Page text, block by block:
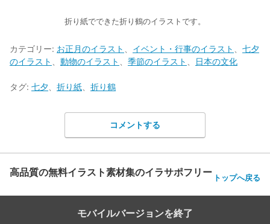
折り紙でできた折り鶴のイラストです。
カテゴリー: お正月のイラスト イベント・行事のイラスト
七夕
のイラスト
動物のイラスト 季節のイラスト 日本の文化
タグ: 七夕 折り紙 折り鶴
コメントする
高品質の無料イラスト素材集のイラサポフリー トップへ戻る
モバイルバージョンを終了